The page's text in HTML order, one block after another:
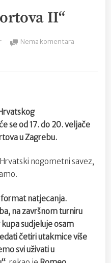
II“
Nema komentara
bježimo
„Pozivam
klubova
sportova
se od 17. do 20. veljače
u Zagrebu.
nogometni savez,
natjecanja.
na završnom turniru
sudjeluje osam
četiri utakmice više
svi uživati u